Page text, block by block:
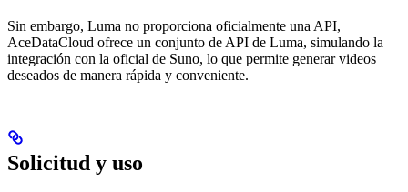
Sin embargo, Luma no proporciona oficialmente una API,
AceDataCloud ofrece un conjunto de API de Luma, simulando la
integración con la oficial de Suno, lo que permite generar videos
deseados de manera rápida y conveniente.
Solicitud y uso